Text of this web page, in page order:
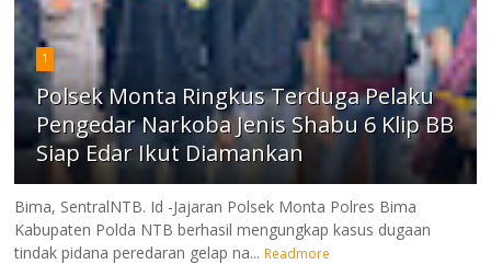
1
Polsek Monta Ringkus Terduga Pelaku
Pengedar Narkoba Jenis Shabu 6 Klip BB
Siap Edar Ikut Diamankan
Bima, SentralNTB. Id -Jajaran Polsek Monta Polres Bima
Kabupaten Polda NTB berhasil mengungkap kasus dugaan
tindak pidana peredaran gelap na... Readmore